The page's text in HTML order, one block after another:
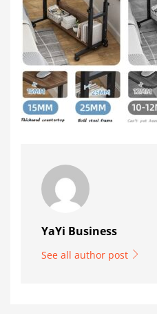
YaYi Business
See all author post